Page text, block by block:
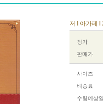
저 I 아가페
정가
판매가
사이즈
배송료
수령예상